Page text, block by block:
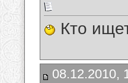
Кто
08.12.2010,